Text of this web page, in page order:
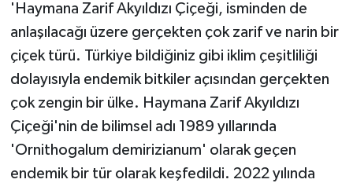
'Haymana Zarif Akyıldızı Çiçeği, isminden de
anlaşılacağı üzere gerçekten çok zarif ve narin bir
çiçek türü. Türkiye bildiğiniz gibi iklim çeşitliliği
dolayısıyla endemik bitkiler açısından gerçekten
çok zengin bir ülke. Haymana Zarif Akyıldızı
Çiçeği'nin de bilimsel adı 1989 yıllarında
'Ornithogalum demirizianum' olarak geçen
endemik bir tür olarak keşfedildi. 2022 yılında